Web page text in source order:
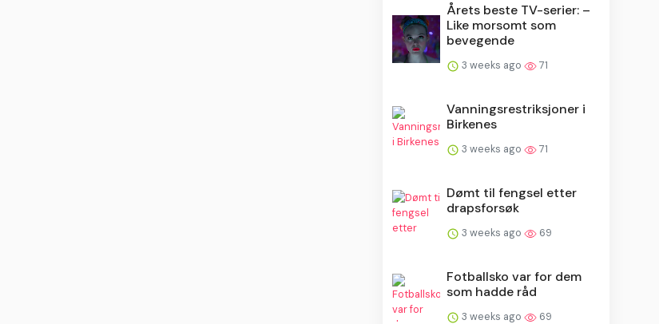
Årets beste TV-serier: –
Like morsomt som
bevegende
3 weeks ago 71
Vanningsrestriksjoner i
Birkenes
3 weeks ago 71
Dømt til fengsel etter
drapsforsøk
3 weeks ago 69
Fotballsko var for dem
som hadde råd
3 weeks ago 69